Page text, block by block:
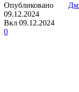
Опубликовано
09.12.2024
Вкл 09.12.2024
0